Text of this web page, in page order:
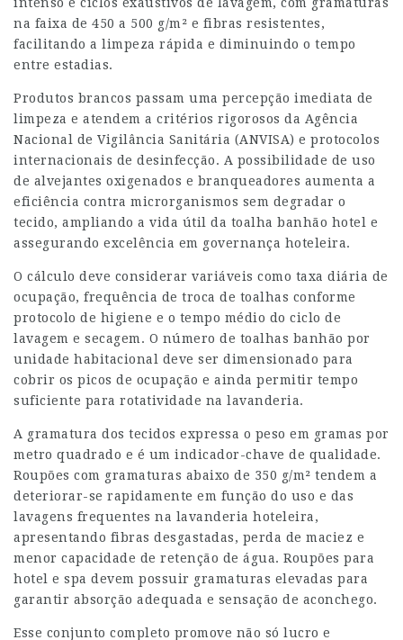
na faixa de 450 a 500 g/m² e fibras resistentes,
facilitando a limpeza rápida e diminuindo o tempo
entre estadias.
Produtos brancos passam uma percepção imediata de
limpeza e atendem a critérios rigorosos da Agência
Nacional de Vigilância Sanitária (ANVISA) e protocolos
internacionais de desinfecção. A possibilidade de uso
de alvejantes oxigenados e branqueadores aumenta a
eficiência contra microrganismos sem degradar o
tecido, ampliando a vida útil da toalha banhão hotel e
assegurando excelência em governança hoteleira.
O cálculo deve considerar variáveis como taxa diária de
ocupação, frequência de troca de toalhas conforme
protocolo de higiene e o tempo médio do ciclo de
lavagem e secagem. O número de toalhas banhão por
unidade habitacional deve ser dimensionado para
cobrir os picos de ocupação e ainda permitir tempo
suficiente para rotatividade na lavanderia.
A gramatura dos tecidos expressa o peso em gramas por
metro quadrado e é um indicador-chave de qualidade.
Roupões com gramaturas abaixo de 350 g/m² tendem a
deteriorar-se rapidamente em função do uso e das
lavagens frequentes na lavanderia hoteleira,
apresentando fibras desgastadas, perda de maciez e
menor capacidade de retenção de água. Roupões para
hotel e spa devem possuir gramaturas elevadas para
garantir absorção adequada e sensação de aconchego.
Esse conjunto completo promove não só lucro e